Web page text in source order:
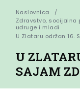
Naslovnica
Zdravstvo, socijalna
udruge i mladi
U Zlataru održan 16.
U
SAJAM